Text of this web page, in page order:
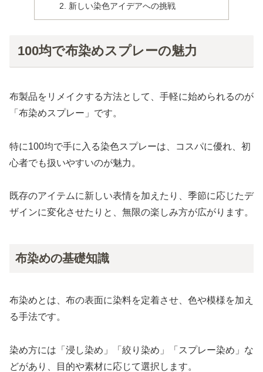
新しい染色アイデアへの挑戦
100均で布染めスプレーの魅力
布製品をリメイクする方法として、手軽に始められるのが
「布染めスプレー」です。
特に100均で手に入る染色スプレーは、コスパに優れ、初
心者でも扱いやすいのが魅力。
既存のアイテムに新しい表情を加えたり、季節に応じたデ
ザインに変化させたりと、無限の楽しみ方が広がります。
布染めの基礎知識
布染めとは、布の表面に染料を定着させ、色や模様を加え
る手法です。
染め方には「浸し染め」「絞り染め」「スプレー染め」な
どがあり、目的や素材に応じて選択します。